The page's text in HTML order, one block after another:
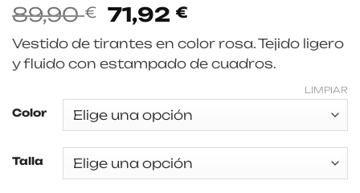
89,90€
El
precio
original
era:
71,92 €
precio
actual
es:
Vestido de tirantes en color rosa. Tejido ligero
y fluido con estampado de cuadros.
Color
Talla
LIMPIAR